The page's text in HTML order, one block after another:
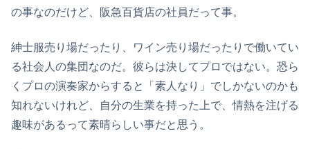
の事なのだけど、阪急百貨店の社員だって事。
紳士服売り場だったり、ワイン売り場だったりで働いてい
る社会人の集団なのだ。彼らは決してプロではない。恐ら
くプロの演奏家からすると「素人なり」でしかないのかも
知れないけれど、自分の生業を持った上で、情熱を注げる
趣味があるって素晴らしい事だと思う。